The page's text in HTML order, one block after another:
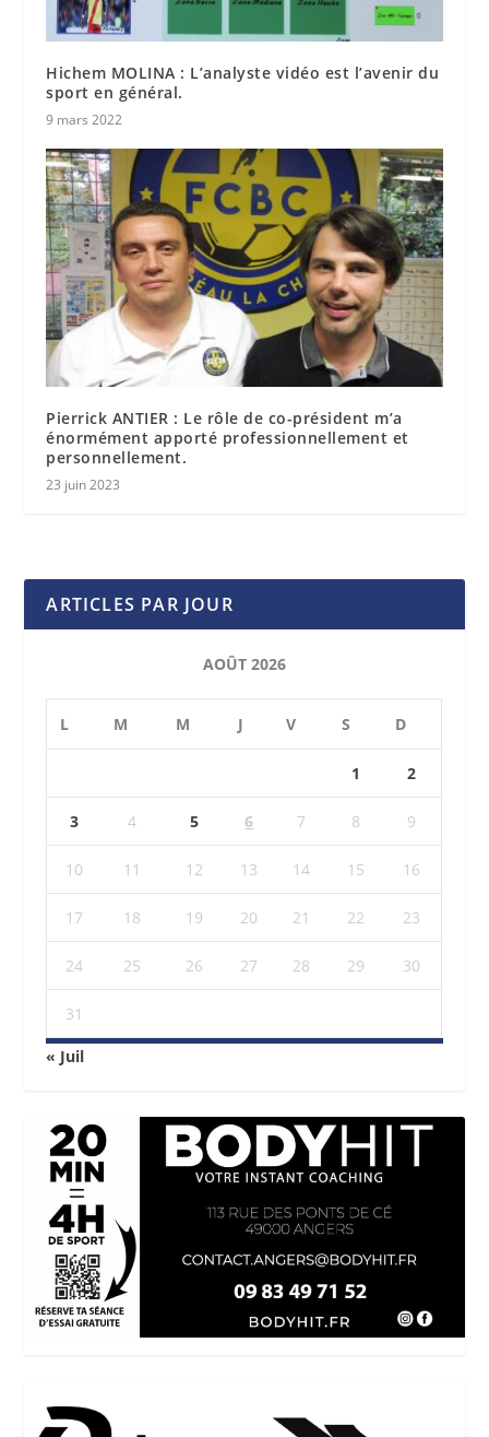
Hichem MOLINA : L’analyste vidéo est l’avenir du
sport en général.
9 mars 2022
Pierrick ANTIER : Le rôle de co-président m’a
énormément apporté professionnellement et
personnellement.
23 juin 2023
ARTICLES PAR JOUR
AOÛT 2026
L M M J V S D
1 2
3 4 5 6 7 8 9
10 11 12 13 14 15 16
17 18 19 20 21 22 23
24 25 26 27 28 29 30
31
« Juil